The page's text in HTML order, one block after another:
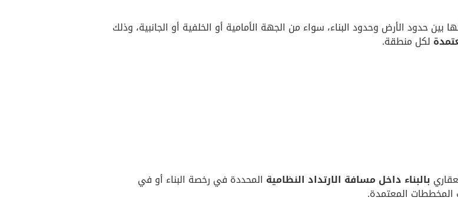
بين حدود الأرض وحدود البناء، سواء من الجهة الأمامية أو الخلفية أو الجانبية، وذلك
لكل منطقة.
بالبناء داخل مسافة الارتداد النظامية المحددة في رخصة البناء أو في
المخططات المعتمدة.